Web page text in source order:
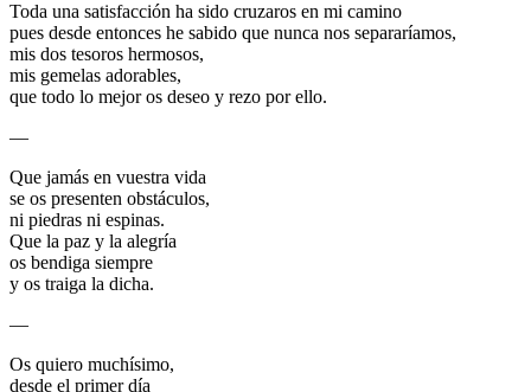
Toda una satisfacción ha sido cruzaros en mi camino
pues desde entonces he sabido que nunca nos separaríamos,
mis dos tesoros hermosos,
mis gemelas adorables,
que todo lo mejor os deseo y rezo por ello.
—
Que jamás en vuestra vida
se os presenten obstáculos,
ni piedras ni espinas.
Que la paz y la alegría
os bendiga siempre
y os traiga la dicha.
—
Os quiero muchísimo,
desde el primer día